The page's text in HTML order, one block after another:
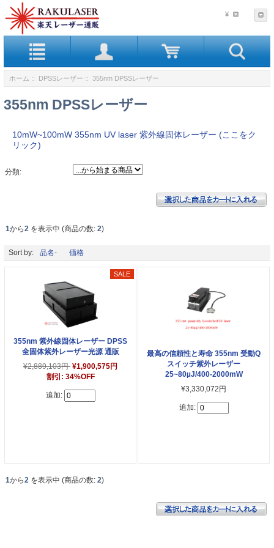
¥
ホーム :: DPSSレーザー :: 355nm DPSSレーザー
355nm DPSSレーザー
10mW~100mW 355nm UV laser 紫外線固体レーザー (ここをク
リック)
分類:
1から2 を表示中 (商品の数: 2)
Sort by: 品名- 価格
355nm 紫外線固体レーザー DPSS
全固体紫外レーザー光源 通販
¥2,889,103円 ¥1,900,575円
割引: 34%OFF
追加:
最高の信頼性と寿命 355nm 受動Q
スイッチ紫外レーザー
25~80µJ/400-2000mW
¥3,330,072円
追加:
1から2 を表示中 (商品の数: 2)